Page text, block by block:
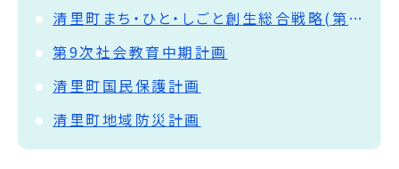
清里町まち・ひと・しごと創生総合戦略(第2期)
第9次社会教育中期計画
清里町国民保護計画
清里町地域防災計画